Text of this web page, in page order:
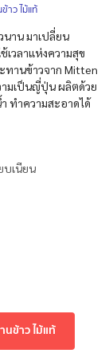
าว ไม้แท้
นาน มาเปลี่ยน
วลาแห่งความสุข
านข้าวจาก Mitten
ามเป็นญี่ปุ่น ผลิตด้วย
ทำความสะอาดได้
บเนียน
นข้าว ไม้แท้